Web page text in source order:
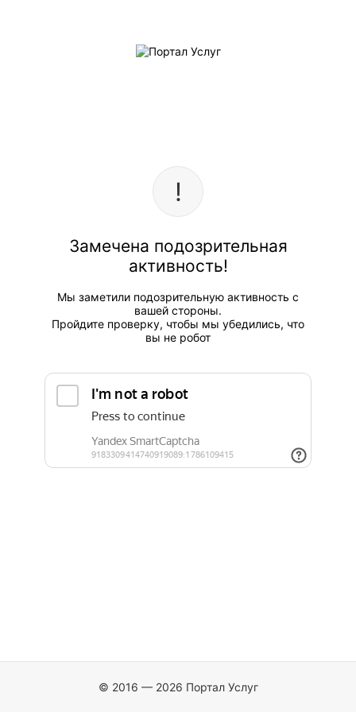
Замечена подозрительная
активность!
Мы заметили подозрительную активность с
вашей стороны.
Пройдите проверку, чтобы мы убедились, что
вы не робот
© 2016 — 2026 Портал Услуг